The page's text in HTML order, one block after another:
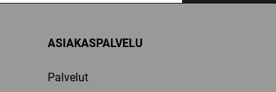
ASIAKASPALVELU
Palvelut